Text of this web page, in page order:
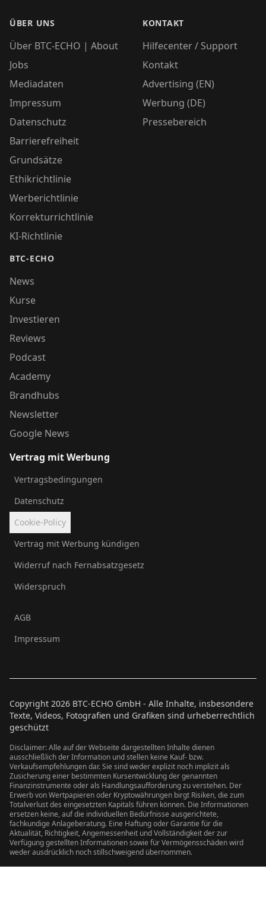
ÜBER UNS
Über BTC-ECHO | About
Jobs
Mediadaten
Impressum
Datenschutz
Barrierefreiheit
Grundsätze
Ethikrichtlinie
Werberichtlinie
Korrekturrichtlinie
KI-Richtlinie
BTC-ECHO
News
Kurse
Investieren
Reviews
Podcast
Academy
Brandhubs
Newsletter
Google News
KONTAKT
Hilfecenter / Support
Kontakt
Advertising (EN)
Werbung (DE)
Pressebereich
Vertrag mit Werbung
Vertragsbedingungen
Datenschutz
Cookie-Policy
Vertrag mit Werbung kündigen
Widerruf nach Fernabsatzgesetz
Widerspruch
AGB
Impressum
Copyright 2026 BTC-ECHO GmbH - Alle Inhalte, insbesondere
Texte, Videos, Fotografien und Grafiken sind urheberrechtlich
geschützt
Disclaimer: Alle auf der Webseite dargestellten Inhalte dienen
ausschließlich der Information und stellen keine Kauf- bzw.
Verkaufsempfehlungen dar. Sie sind weder explizit noch implizit als
Zusicherung einer bestimmten Kursentwicklung der genannten
Finanzinstrumente oder als Handlungsaufforderung zu verstehen. Der
Erwerb von Wertpapieren oder Kryptowährungen birgt Risiken, die zum
Totalverlust des eingesetzten Kapitals führen können. Die Informationen
ersetzen keine, auf die individuellen Bedürfnisse ausgerichtete,
fachkundige Anlageberatung. Eine Haftung oder Garantie für die
Aktualität, Richtigkeit, Angemessenheit und Vollständigkeit der zur
Verfügung gestellten Informationen sowie für Vermögensschäden wird
weder ausdrücklich noch stillschweigend übernommen.